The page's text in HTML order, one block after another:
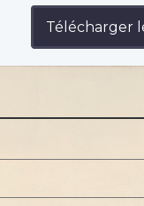
Télécharger